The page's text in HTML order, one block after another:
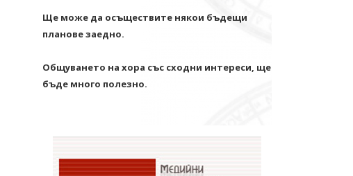
Ще може да осъществите някои бъдещи
планове заедно.
Общуването на хора със сходни интереси, ще
бъде много полезно.